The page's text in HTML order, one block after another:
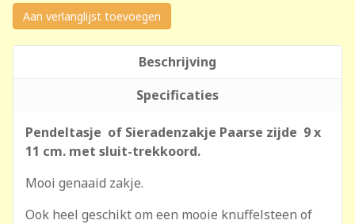
Aan verlanglijst toevoegen
Beschrijving
Specificaties
Pendeltasje of Sieradenzakje Paarse zijde 9 x
11 cm. met sluit-trekkoord.
Mooi genaaid zakje.
Ook heel geschikt om een mooie knuffelsteen of